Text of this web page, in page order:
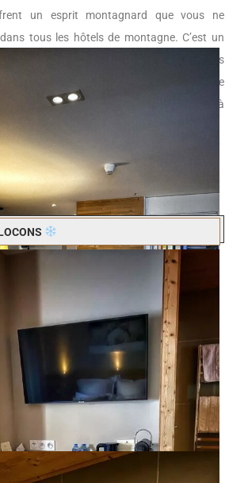
un esprit montagnard que vous ne
tous les hôtels de montagne. C’est un
pour se retrouver en famille, entre amis
et souhaite chaque
nouvelles prestations
en demandant à
un avis sur la prestation de l’hôtel
- LES FLOCONS